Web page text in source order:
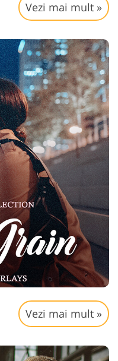
Vezi mai mult »
Vezi mai mult »